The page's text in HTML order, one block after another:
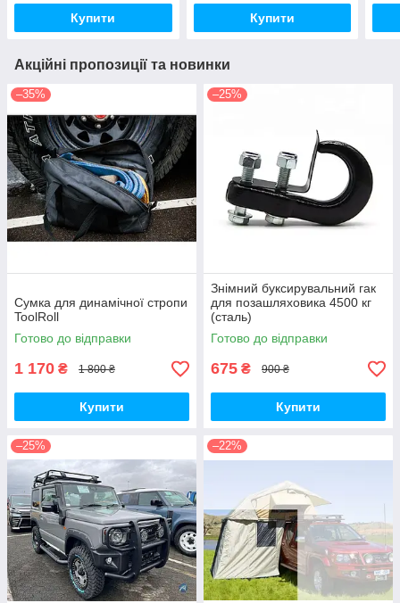
Купити Купити
Акційні пропозиції та новинки
–35%
Сумка для динамічної стропи
ToolRoll
Готово до відправки
1 170 ₴ 1 800 ₴
Купити
–25%
Знімний буксирувальний гак
для позашляховика 4500 кг
(сталь)
Готово до відправки
675 ₴ 900 ₴
Купити
–25% –22%